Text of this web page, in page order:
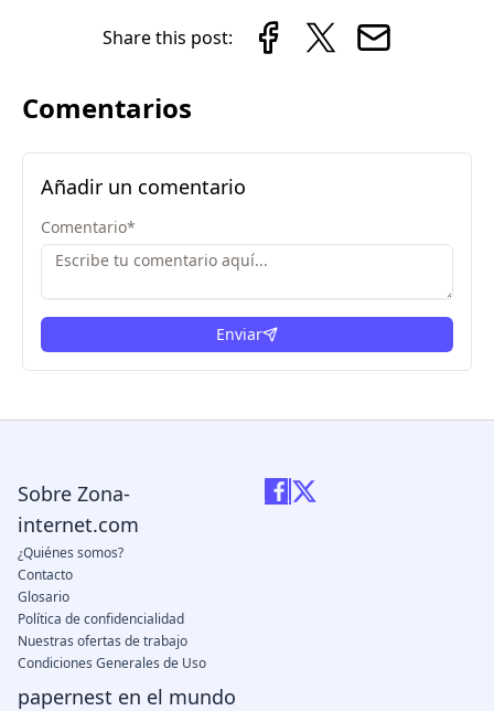
Share this post:
Comentarios
Añadir un comentario
Comentario*
Enviar
Sobre Zona-
internet.com
¿Quiénes somos?
Contacto
Glosario
Política de confidencialidad
Nuestras ofertas de trabajo
Condiciones Generales de Uso
papernest en el mundo